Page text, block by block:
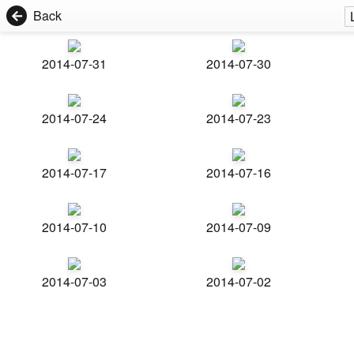
Back
2014-07-31 2014-07-30
2014-07-24 2014-07-23
2014-07-17 2014-07-16
2014-07-10 2014-07-09
2014-07-03 2014-07-02